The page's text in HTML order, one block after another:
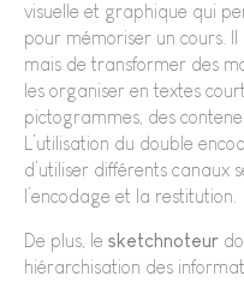
visuelle et graphique qui
pour mémoriser un cours.
mais de transformer des
les organiser en textes
pictogrammes, des
L’utilisation du double
d’utiliser différents canaux
l’encodage et la restitution.
De plus, le sketchnoteur
hiérarchisation des